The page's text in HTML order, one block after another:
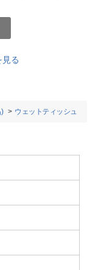
る
ウェットティッシュ